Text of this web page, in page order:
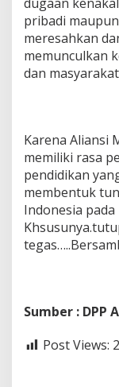
pribadi
meresahkan
memunculkan
dan
Karena Aliansi
memiliki rasa
pendidikan
membentuk
Indonesia pada
Sumber : DPP
Post Views: